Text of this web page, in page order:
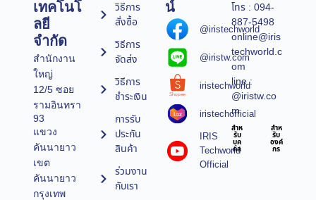
เทคโนโ
ลยี
จำกัด
สำนักงาน
ใหญ่
12/5 ซอย
รามอินทรา
93
แขวง
คันนายาว
เขต
คันนายาว
กรุงเทพ
วิธีการ
สั่งซื้อ
วิธีการ
จัดส่ง
วิธีการ
ชำระเงิน
การรับ
ประกัน
สินค้า
ร่วมงาน
กับเรา
น์
@iristechworld
@iristw.com
iristechworld
iristechofficial
IRIS
Techworld
Official
โทร : 094-
887-5498
online@iris
techworld.c
om
line :
@iristw.co
m
สำห
รับ
บุค
คล
สำห
รับ
องค์
กร